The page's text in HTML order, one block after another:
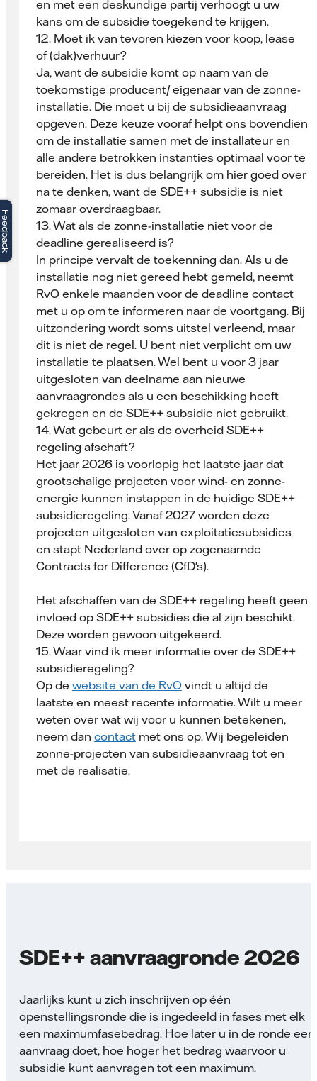
en met een deskundige partij verhoogt u uw
kans om de subsidie toegekend te krijgen.
12. Moet ik van tevoren kiezen voor koop, lease
of (dak)verhuur?
Ja, want de subsidie komt op naam van de
toekomstige producent/ eigenaar van de zonne-
installatie. Die moet u bij de subsidieaanvraag
opgeven. Deze keuze vooraf helpt ons bovendien
om de installatie samen met de installateur en
alle andere betrokken instanties optimaal voor te
bereiden. Het is dus belangrijk om hier goed over
na te denken, want de SDE++ subsidie is niet
zomaar overdraagbaar.
13. Wat als de zonne-installatie niet voor de
deadline gerealiseerd is?
In principe vervalt de toekenning dan. Als u de
installatie nog niet gereed hebt gemeld, neemt
RvO enkele maanden voor de deadline contact
met u op om te informeren naar de voortgang. Bij
uitzondering wordt soms uitstel verleend, maar
dit is niet de regel. U bent niet verplicht om uw
installatie te plaatsen. Wel bent u voor 3 jaar
uitgesloten van deelname aan nieuwe
aanvraagrondes als u een beschikking heeft
gekregen en de SDE++ subsidie niet gebruikt.
14. Wat gebeurt er als de overheid SDE++
regeling afschaft?
Het jaar 2026 is voorlopig het laatste jaar dat
grootschalige projecten voor wind- en zonne-
energie kunnen instappen in de huidige SDE++
subsidieregeling. Vanaf 2027 worden deze
projecten uitgesloten van exploitatiesubsidies
en stapt Nederland over op zogenaamde
Contracts for Difference (CfD's).
Het afschaffen van de SDE++ regeling heeft geen
invloed op SDE++ subsidies die al zijn beschikt.
Deze worden gewoon uitgekeerd.
15. Waar vind ik meer informatie over de SDE++
subsidieregeling?
Op de website van de RvOvindt u altijd de
laatste en meest recente informatie. Wilt u meer
weten over wat wij voor u kunnen betekenen,
neem dan contactmet ons op. Wij begeleiden
zonne-projecten van subsidieaanvraag tot en
met de realisatie.
SDE++ aanvraagronde 2026
Jaarlijks kunt u zich inschrijven op één
openstellingsronde die is ingedeeld in fases met elk
een maximumfasebedrag. Hoe later u in de ronde een
aanvraag doet, hoe hoger het bedrag waarvoor u
subsidie kunt aanvragen tot een maximum.
Feedback
Feedback